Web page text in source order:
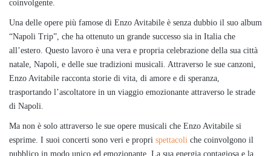
coinvolgente.
Una delle opere più famose di Enzo Avitabile è senza dubbio il suo album
“Napoli Trip”, che ha ottenuto un grande successo sia in Italia che
all’estero. Questo lavoro è una vera e propria celebrazione della sua città
natale, Napoli, e delle sue tradizioni musicali. Attraverso le sue canzoni,
Enzo Avitabile racconta storie di vita, di amore e di speranza,
trasportando l’ascoltatore in un viaggio emozionante attraverso le strade
di Napoli.
Ma non è solo attraverso le sue opere musicali che Enzo Avitabile si
esprime. I suoi concerti sono veri e propri spettacoli che coinvolgono il
pubblico in modo unico ed emozionante. La sua energia contagiosa e la